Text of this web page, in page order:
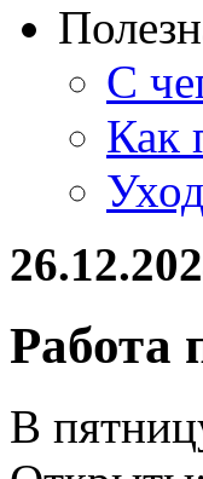
С
Как
Работа
В